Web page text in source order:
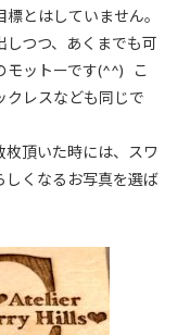
とはしていません。
つつ、あくまでも可
モットーです(^^) こ
クレスなども同じで
頂いた時には、スワ
しくなるお写真を選ば